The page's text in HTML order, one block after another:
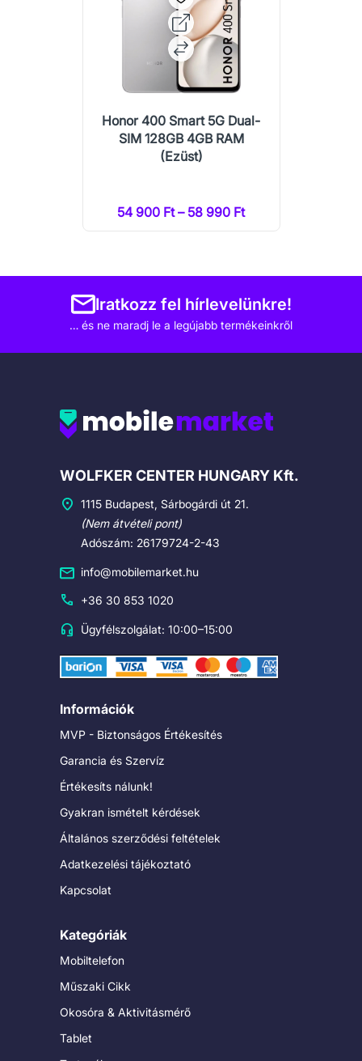
Honor 400 Smart 5G Dual-
SIM 128GB 4GB RAM
(Ezüst)
54 900 Ft – 58 990 Ft
Iratkozz fel hírlevelünkre!
… és ne maradj le a legújabb termékeinkről
Cégadatok
WOLFKER CENTER HUNGARY Kft.
1115 Budapest, Sárbogárdi út 21.
(Nem átvételi pont)
Adószám: 26179724-2-43
info@mobilemarket.hu
+36 30 853 1020
Ügyfélszolgálat: 10:00–15:00
Információk
MVP - Biztonságos Értékesítés
Garancia és Szervíz
Értékesíts nálunk!
Gyakran ismételt kérdések
Általános szerződési feltételek
Adatkezelési tájékoztató
Kapcsolat
Kategóriák
Mobiltelefon
Műszaki Cikk
Okosóra & Aktivitásmérő
Tablet